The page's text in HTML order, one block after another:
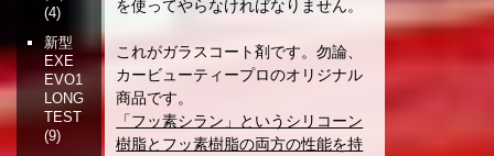
を使ってやらなければなりません。
これがガラスコート剤です。勿論、
カービューティープロのオリジナル
商品です。
「フッ素シラン」というシリコーン
樹脂とフッ素樹脂の両方の性能を持
(4)
新型
EXE
EVO1
LONG
TEST
(9)